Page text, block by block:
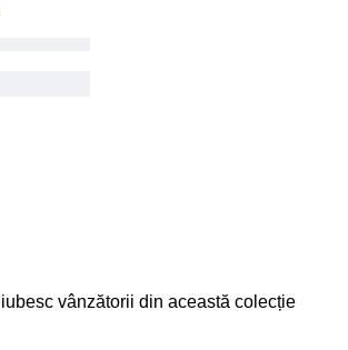
vânzătorii din această colecție